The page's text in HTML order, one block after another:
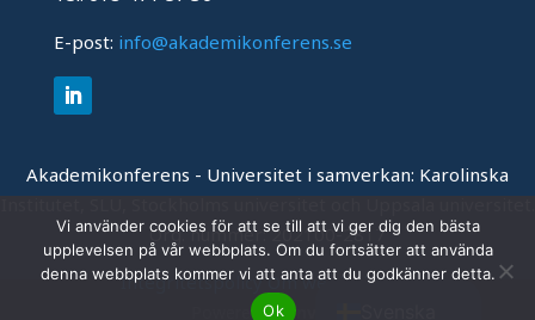
E-post: info@akademikonferens.se
Akademikonferens - Universitet i samverkan: Karolinska
Org. nummer: 202100-2817
Integritetspolicy Om webbplatsen
Powered by Invajo
English
Vi använder cookies för att se till att vi ger dig den bästa
upplevelsen på vår webbplats. Om du fortsätter att använda
denna webbplats kommer vi att anta att du godkänner detta.
Ok